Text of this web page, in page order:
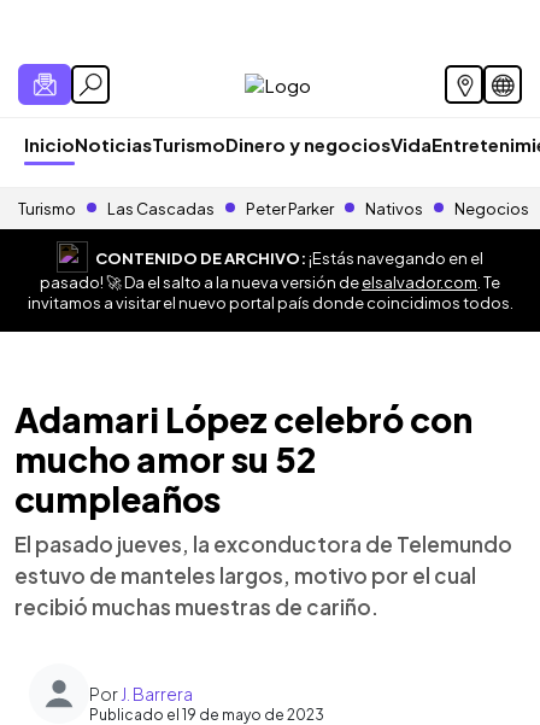
InicioNoticiasTurismoDinero y negociosVida
Turismo Las Cascadas Peter Parker Nativos Negocios
CONTENIDO DE ARCHIVO:¡Estás navegando en el
pasado! 🚀 Da el salto a la nueva versión deelsalvador.com . Te
invitamos a visitar el nuevo portal país donde coincidimos todos.
Adamari López celebró con
mucho amor su 52
cumpleaños
El pasado jueves, la exconductora de Telemundo
estuvo de manteles largos, motivo por el cual
recibió muchas muestras de cariño.
Por J. Barrera
Publicado el 19 de mayo de 2023